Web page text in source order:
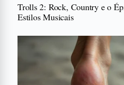
Trolls 2: Rock, Country e o
Estilos Musicais